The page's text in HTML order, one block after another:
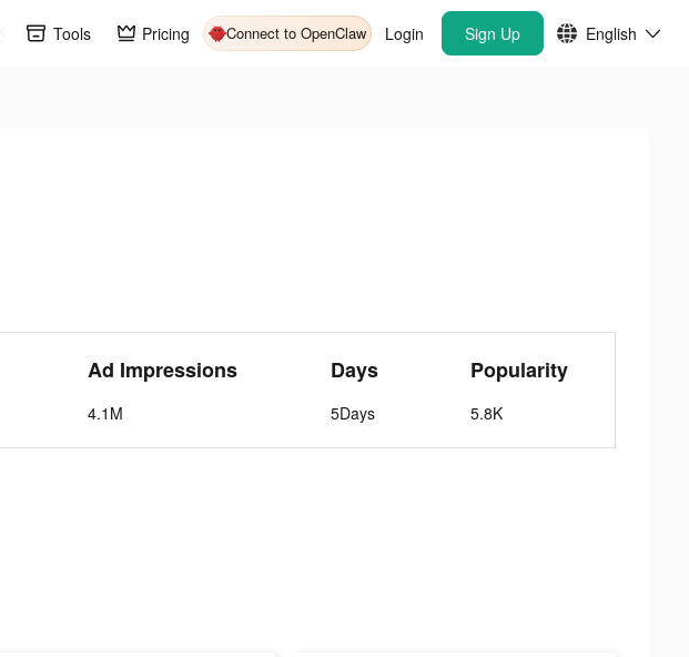
Tools Pricing Connect to OpenClaw Login Sign Up English
Ad Impressions
4.1M
Days
5Days
Popularity
5.8K